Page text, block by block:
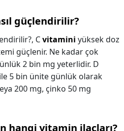
güçlendirilir?
Cvitamini yüksek doz
güçlenir. Ne kadar çok
2 bin mg yeterlidir. D
5 bin ünite günlük olarak
200 mg, çinko 50 mg
hangi vitamin ilaçları?